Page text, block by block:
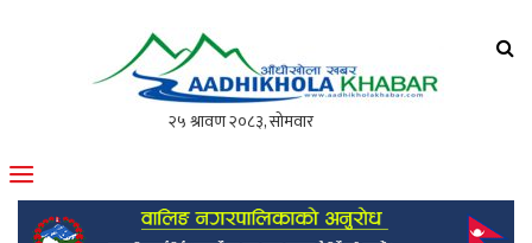
मोफसलकै लोकप्रिय अनलाइन पत्रिका